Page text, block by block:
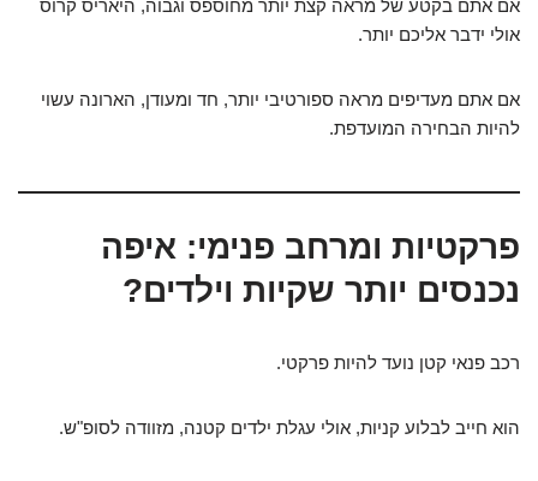
אם אתם בקטע של מראה קצת יותר מחוספס וגבוה, היאריס קרוס
אולי ידבר אליכם יותר.
אם אתם מעדיפים מראה ספורטיבי יותר, חד ומעודן, הארונה עשוי
להיות הבחירה המועדפת.
פרקטיות ומרחב פנימי: איפה
נכנסים יותר שקיות וילדים?
רכב פנאי קטן נועד להיות פרקטי.
הוא חייב לבלוע קניות, אולי עגלת ילדים קטנה, מזוודה לסופ"ש.